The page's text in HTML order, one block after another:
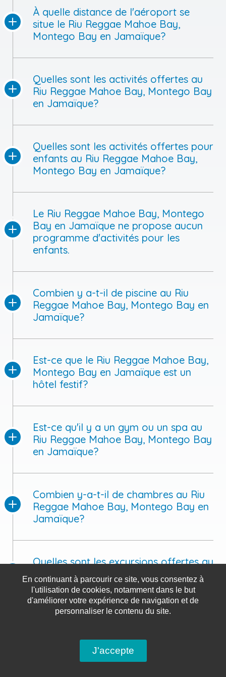
À quelle distance de l'aéroport se
situe le Riu Reggae Mahoe Bay,
Montego Bay en Jamaïque?
Quelles sont les activités offertes au
Riu Reggae Mahoe Bay, Montego Bay
en Jamaïque?
Quelles sont les activités offertes pour
enfants au Riu Reggae Mahoe Bay,
Montego Bay en Jamaïque?
Le Riu Reggae Mahoe Bay, Montego
Bay en Jamaïque ne propose aucun
programme d'activités pour les
enfants.
Combien y a-t-il de piscine au Riu
Reggae Mahoe Bay, Montego Bay en
Jamaïque?
Est-ce que le Riu Reggae Mahoe Bay,
Montego Bay en Jamaïque est un
hôtel festif?
Est-ce qu'il y a un gym ou un spa au
Riu Reggae Mahoe Bay, Montego Bay
en Jamaïque?
Combien y-a-t-il de chambres au Riu
Reggae Mahoe Bay, Montego Bay en
Jamaïque?
Quelles sont les excursions offertes au
Riu Reggae Mahoe Bay, Montego Bay
en Jamaïque?
En continuant à parcourir ce site, vous consentez à
l'utilisation de cookies, notamment dans le but
d'améliorer votre expérience de navigation et de
personnaliser le contenu du site.
J'accepte